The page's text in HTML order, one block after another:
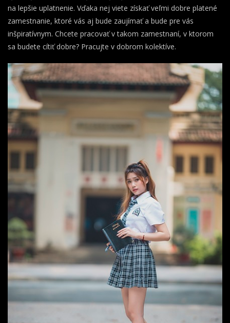
na lepšie uplatnenie. Vďaka nej viete získať veľmi dobre platené
zamestnanie, ktoré vás aj bude zaujímať a bude pre vás
inšpiratívnym. Chcete pracovať v takom zamestnaní, v ktorom
sa budete cítiť dobre? Pracujte v dobrom kolektíve.